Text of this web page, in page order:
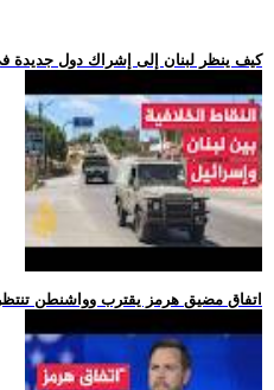
.. كيف ينظر لبنان إلى إشراك دول جديدة
.. اتفاق مضيق هرمز يقترب وواشنطن تنتظر